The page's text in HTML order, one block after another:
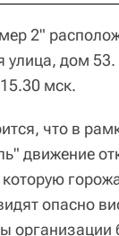
2"
улица, дом
мск.
что в
движение
опасно
организации